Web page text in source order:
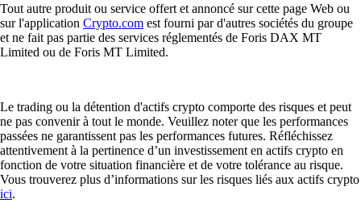
Tout autre produit ou service offert et annoncé sur cette page Web ou
sur l'application Crypto.com est fourni par d'autres sociétés du groupe
et ne fait pas partie des services réglementés de Foris DAX MT
Limited ou de Foris MT Limited.
Le trading ou la détention d'actifs crypto comporte des risques et peut
ne pas convenir à tout le monde. Veuillez noter que les performances
passées ne garantissent pas les performances futures. Réfléchissez
attentivement à la pertinence d’un investissement en actifs crypto en
fonction de votre situation financière et de votre tolérance au risque.
Vous trouverez plus d’informations sur les risques liés aux actifs crypto
ici.